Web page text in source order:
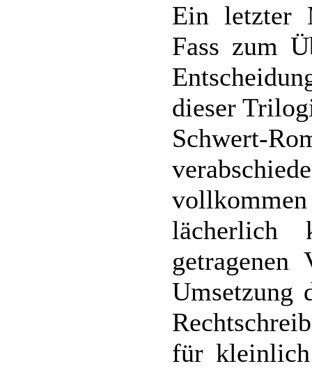
Ein letzter
Fass zum
dieser
Schwert-
lächerlich
Umsetzung
für